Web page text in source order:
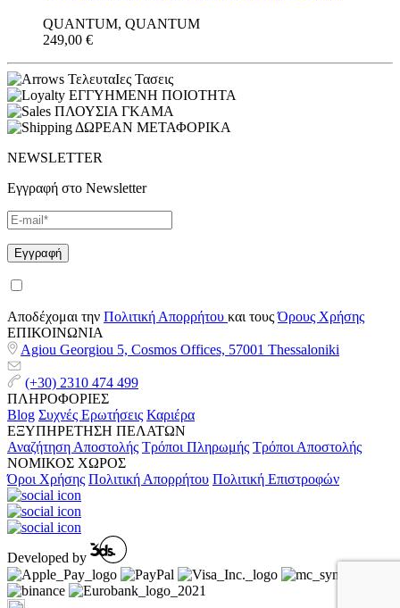
QUANTUM, QUANTUM
249,00 €
ΤελευταΙες Τασεις
ΕΓΓΥΗΜΕΝΗ ΠΟΙΟΤΗΤΑ
ΠΛΟΥΣΙΑ ΓΚΑΜΑ
ΔΩΡΕΑΝ ΜΕΤΑΦΟΡΙΚΑ
NEWSLETTER
Εγγραφή στο Newsletter
Αποδέχομαι την Πολιτική Απορρήτου και τουςΌρους Χρήσης
ΕΠΙΚΟΙΝΩΝΙΑ
Agiou Georgiou 5, Cosmos Offices, 57001 Thessaloniki
(+30) 2310 474 499
ΠΛΗΡΟΦΟΡΙΕΣ
Blog Συχνές Ερωτήσεις Καριέρα
ΕΞΥΠΗΡΕΤΗΣΗ ΠΕΛΑΤΩΝ
Αναζήτηση Αποστολής Τρόποι Πληρωμής Τρόποι Αποστολής
ΝΟΜΙΚΟΣ ΧΩΡΟΣ
Όροι Χρήσης Πολιτική Απορρήτου Πολιτική Επιστροφών
Developed by